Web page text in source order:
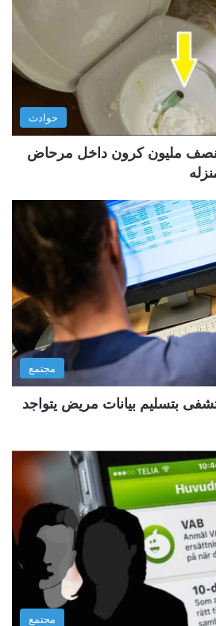
حوادث
مليون كرون داخل مرحاض
مجتمع
بتسليم بيانات مريض يتواجد
مجتمع